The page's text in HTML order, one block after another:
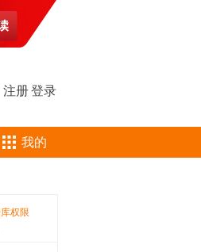
注册登录
我的
权限